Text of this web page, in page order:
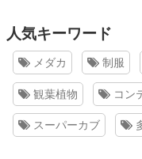
人気キーワード
メダカ 制服
観葉植物 コン
スーパーカブ